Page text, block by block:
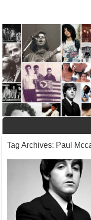
A História
Skip to content
Tag Archives: Paul